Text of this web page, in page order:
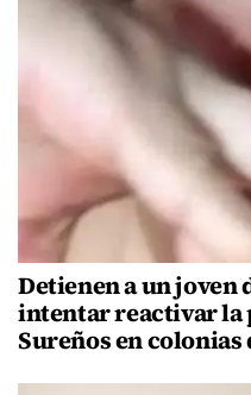
Detienen a un joven
intentar reactivar la
Sureños en colonias